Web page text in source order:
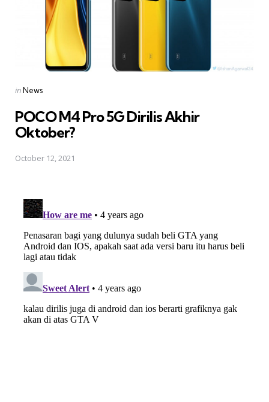
Posted
inNews
POCO M4 Pro 5G Dirilis Akhir
Oktober?
October 12, 2021